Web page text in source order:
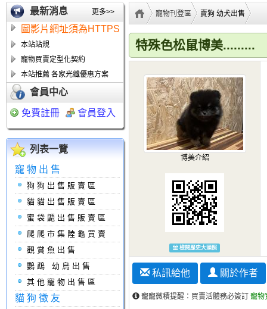
最新消息 更多>>
圖影片網址須為HTTPS
本站站規
寵物買賣定型化契約
本站推薦 各家光纖優惠方案
會員中心
免費註冊 會員登入
列表一覽
寵物出售
狗狗出售販賣區
貓貓出售販賣區
蜜袋鼯出售販賣區
爬爬市集陸龜買賣
觀賞魚出售
鸚鵡 幼鳥出售
其他寵物出售區
貓狗徵友
寵物刊登區 賣狗 幼犬出售
特殊色松鼠博美.........
博美介紹
檢閱歷史大頭照
私訊給他 關於作者
寵寵微積提醒：買賣活體務必簽訂 寵物